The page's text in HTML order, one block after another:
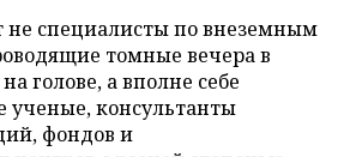
не специалисты по внеземным
томные вечера в
голове, а вполне себе
консультанты
фондов и